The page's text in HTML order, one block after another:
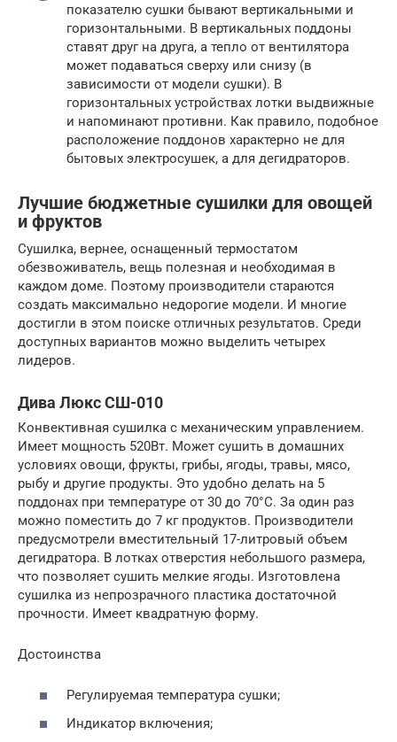
показателю сушки бывают вертикальными и
горизонтальными. В вертикальных поддоны
ставят друг на друга, а тепло от вентилятора
может подаваться сверху или снизу (в
зависимости от модели сушки). В
горизонтальных устройствах лотки выдвижные
и напоминают противни. Как правило, подобное
расположение поддонов характерно не для
бытовых электросушек, а для дегидраторов.
Лучшие бюджетные сушилки для овощей
и фруктов
Сушилка, вернее, оснащенный термостатом
обезвоживатель, вещь полезная и необходимая в
каждом доме. Поэтому производители стараются
создать максимально недорогие модели. И многие
достигли в этом поиске отличных результатов. Среди
доступных вариантов можно выделить четырех
лидеров.
Дива Люкс СШ-010
Конвективная сушилка с механическим управлением.
Имеет мощность 520Вт. Может сушить в домашних
условиях овощи, фрукты, грибы, ягоды, травы, мясо,
рыбу и другие продукты. Это удобно делать на 5
поддонах при температуре от 30 до 70°С. За один раз
можно поместить до 7 кг продуктов. Производители
предусмотрели вместительный 17-литровый объем
дегидратора. В лотках отверстия небольшого размера,
что позволяет сушить мелкие ягоды. Изготовлена
сушилка из непрозрачного пластика достаточной
прочности. Имеет квадратную форму.
Достоинства
Регулируемая температура сушки;
Индикатор включения;